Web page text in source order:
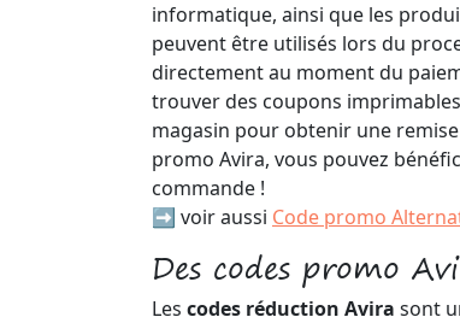
informatique, ainsi que les
peuvent être utilisés lors du
directement au moment du
trouver des coupons
magasin pour obtenir une
promo Avira, vous pouvez
commande !
➡️ voir aussi Code promo
Des codes promo
Les codes réduction Avira sont